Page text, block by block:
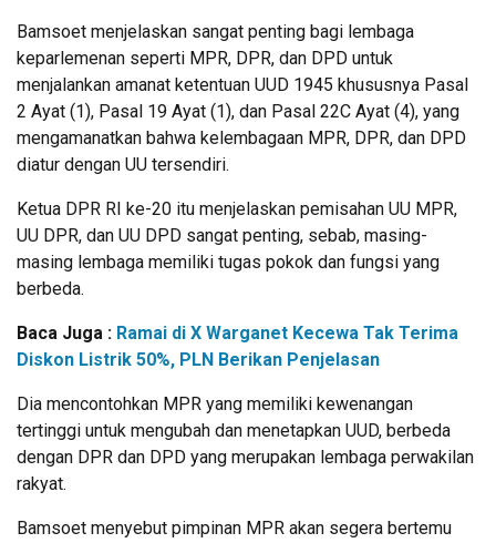
Bamsoet menjelaskan sangat penting bagi lembaga
keparlemenan seperti MPR, DPR, dan DPD untuk
menjalankan amanat ketentuan UUD 1945 khususnya Pasal
2 Ayat (1), Pasal 19 Ayat (1), dan Pasal 22C Ayat (4), yang
mengamanatkan bahwa kelembagaan MPR, DPR, dan DPD
diatur dengan UU tersendiri.
Ketua DPR RI ke-20 itu menjelaskan pemisahan UU MPR,
UU DPR, dan UU DPD sangat penting, sebab, masing-
masing lembaga memiliki tugas pokok dan fungsi yang
berbeda.
Baca Juga : Ramai di X Warganet Kecewa Tak Terima
Diskon Listrik 50%, PLN Berikan Penjelasan
Dia mencontohkan MPR yang memiliki kewenangan
tertinggi untuk mengubah dan menetapkan UUD, berbeda
dengan DPR dan DPD yang merupakan lembaga perwakilan
rakyat.
Bamsoet menyebut pimpinan MPR akan segera bertemu